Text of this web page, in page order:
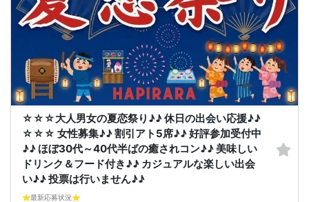
☆☆☆大人男女の夏恋祭り♪♪ 休日の出会い応援♪♪
☆☆☆ 女性募集♪♪ 割引アト5席♪♪ 好評参加受付中
♪♪ ほぼ30代～40代半ばの癒されコン♪♪ 美味しい
ドリンク＆フード付き♪♪ カジュアルな楽しい出会
い♪♪ 投票は行いません♪♪
⭐️最新応募状況⭐️